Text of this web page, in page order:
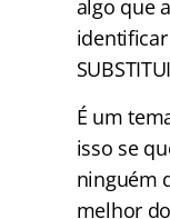
algo que
É um
isso se
ninguém
melhor